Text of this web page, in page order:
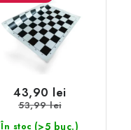
În stoc (>5 buc.)
43,90 lei
53,99 lei